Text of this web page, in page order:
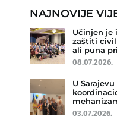
NAJNOVIJE
Učinjen je
zaštiti
ali puna
08.07.2026.
U
03.07.2026.